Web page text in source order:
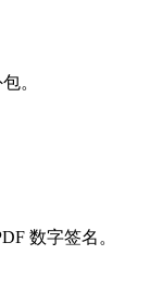
。
数字签名。